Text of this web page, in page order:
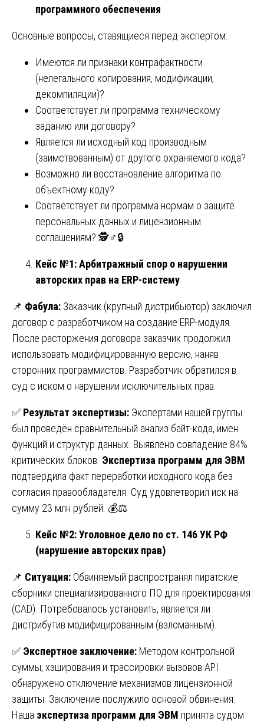
программного обеспечения
Основные вопросы, ставящиеся перед экспертом:
Имеются ли признаки контрафактности
(нелегального копирования, модификации,
декомпиляции)?
Соответствует ли программа техническому
заданию или договору?
Является ли исходный код производным
(заимствованным) от другого охраняемого кода?
Возможно ли восстановление алгоритма по
объектному коду?
Соответствует ли программа нормам о защите
персональных данных и лицензионным
соглашениям? 🕵️♂️🔒
Кейс №1: Арбитражный спор о нарушении
авторских прав на ERP-систему
📌 Фабула: Заказчик (крупный дистрибьютор) заключил
договор с разработчиком на создание ERP-модуля.
После расторжения договора заказчик продолжил
использовать модифицированную версию, наняв
сторонних программистов. Разработчик обратился в
суд с иском о нарушении исключительных прав.
✅ Результат экспертизы: Экспертами нашей группы
был проведён сравнительный анализ байт-кода, имен
функций и структур данных. Выявлено совпадение 84%
критических блоков. Экспертиза программ для ЭВМ
подтвердила факт переработки исходного кода без
согласия правообладателя. Суд удовлетворил иск на
сумму 23 млн рублей. 💰⚖️
Кейс №2: Уголовное дело по ст. 146 УК РФ
(нарушение авторских прав)
📌 Ситуация: Обвиняемый распространял пиратские
сборники специализированного ПО для проектирования
(CAD). Потребовалось установить, является ли
дистрибутив модифицированным (взломанным).
✅ Экспертное заключение: Методом контрольной
суммы, хэширования и трассировки вызовов API
обнаружено отключение механизмов лицензионной
защиты. Заключение послужило основой обвинения.
Наша экспертиза программ для ЭВМ принята судом